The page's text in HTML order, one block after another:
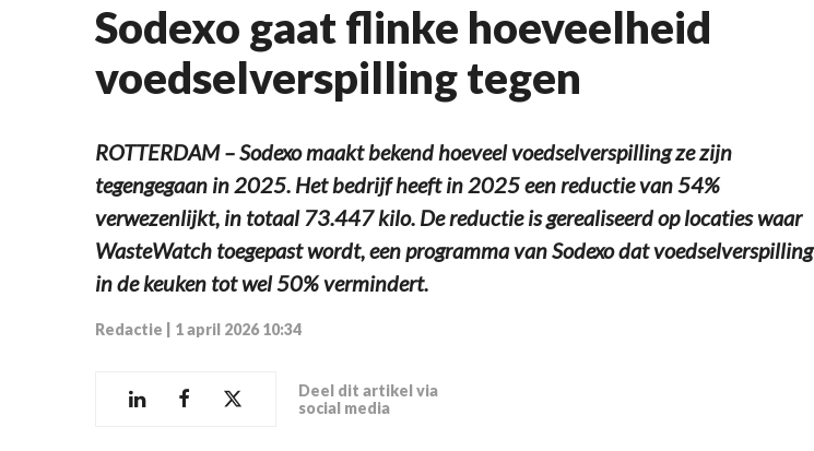
Sodexo gaat flinke hoeveelheid
voedselverspilling tegen
ROTTERDAM – Sodexo maakt bekend hoeveel voedselverspilling ze zijn
tegengegaan in 2025. Het bedrijf heeft in 2025 een reductie van 54%
verwezenlijkt, in totaal 73.447 kilo. De reductie is gerealiseerd op locaties waar
WasteWatch toegepast wordt, een programma van Sodexo dat voedselverspilling
in de keuken tot wel 50% vermindert.
Redactie 1 april 2026 10:34
Deel dit artikel via
social media